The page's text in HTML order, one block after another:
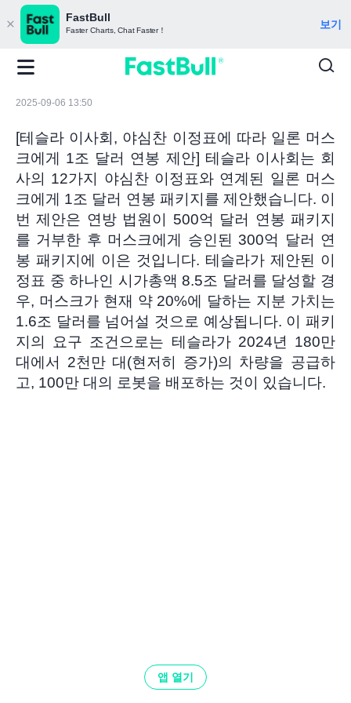
FastBull
Faster Charts, Chat Faster！ 보기
2025-09-06 13:50
[테슬라 이사회, 야심찬 이정표에 따라 일론 머스
크에게 1조 달러 연봉 제안] 테슬라 이사회는 회
사의 12가지 야심찬 이정표와 연계된 일론 머스
크에게 1조 달러 연봉 패키지를 제안했습니다. 이
번 제안은 연방 법원이 500억 달러 연봉 패키지
를 거부한 후 머스크에게 승인된 300억 달러 연
봉 패키지에 이은 것입니다. 테슬라가 제안된 이
정표 중 하나인 시가총액 8.5조 달러를 달성할 경
우, 머스크가 현재 약 20%에 달하는 지분 가치는
1.6조 달러를 넘어설 것으로 예상됩니다. 이 패키
지의 요구 조건으로는 테슬라가 2024년 180만
대에서 2천만 대(현저히 증가)의 차량을 공급하
고, 100만 대의 로봇을 배포하는 것이 있습니다.
앱 열기